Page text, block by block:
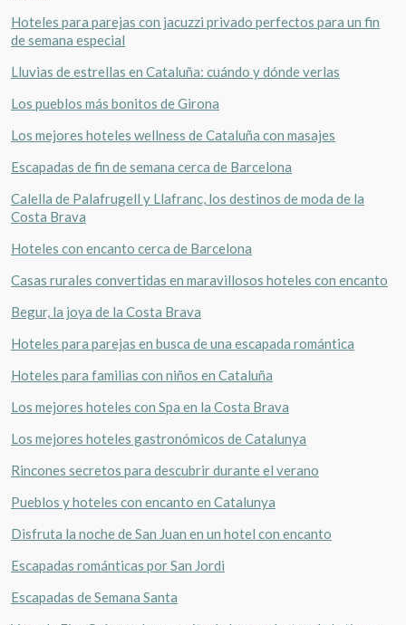
Hoteles para parejas con jacuzzi privado perfectos para un fin
de semana especial
Lluvias de estrellas en Cataluña: cuándo y dónde verlas
Los pueblos más bonitos de Girona
Los mejores hoteles wellness de Cataluña con masajes
Escapadas de fin de semana cerca de Barcelona
Calella de Palafrugell y Llafranc, los destinos de moda de la
Costa Brava
Hoteles con encanto cerca de Barcelona
Casas rurales convertidas en maravillosos hoteles con encanto
Begur, la joya de la Costa Brava
Hoteles para parejas en busca de una escapada romántica
Hoteles para familias con niños en Cataluña
Los mejores hoteles con Spa en la Costa Brava
Los mejores hoteles gastronómicos de Catalunya
Rincones secretos para descubrir durante el verano
Pueblos y hoteles con encanto en Catalunya
Disfruta la noche de San Juan en un hotel con encanto
Escapadas románticas por San Jordi
Escapadas de Semana Santa